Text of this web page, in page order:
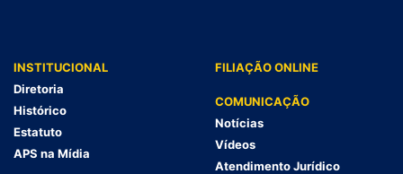
INSTITUCIONAL
Diretoria
Histórico
Estatuto
APS na Mídia
FILIAÇÃO ONLINE
COMUNICAÇÃO
Notícias
Vídeos
Atendimento Jurídico